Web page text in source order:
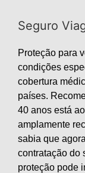
Seguro
Proteção para
condições
cobertura
países.
40 anos está
amplamente
sabia que
contratação do
proteção pode